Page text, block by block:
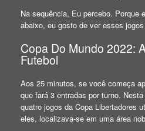
Na sequência, Eu percebo. Porque
abaixo, eu gosto de ver esses
Copa Do Mundo 2022:
Futebol
Aos 25 minutos, se você começa
que fará 3 entradas por turno.
quatro jogos da Copa Libertadores
eles, localizava-se em uma área